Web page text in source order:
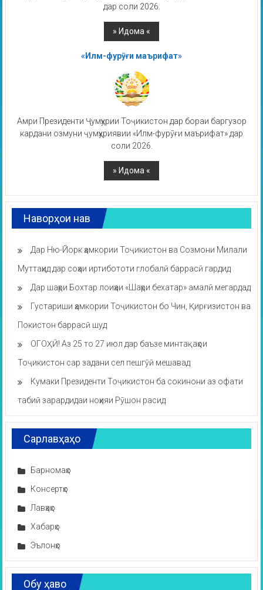
дар соли 2026.
«Илм-фурӯғи маърифат»
Амри Президенти Ҷумҳурии Тоҷикистон дар бораи баргузор
кардани озмуни ҷумҳуриявии «Илм-фурӯғи маърифат» дар
соли 2026.
Наворҳои нав
Дар Ню-Йорк ҳамкории Тоҷикистон ва Созмони Милали
Муттаҳид дар соҳаи иртибототи глобалӣ баррасӣ гардид
Дар шаҳри Бохтар лоиҳаи «Шаҳри бехатар» амалӣ мегардад
Густариши ҳамкории Тоҷикистон бо Чин, Қирғизистон ва
Покистон баррасӣ шуд
ОГОҲӢ! Аз 25 то 27 июл дар баъзе минтақаҳои
Тоҷикистон сар задани сел пешгӯӣ мешавад
Кумаки Президенти Тоҷикистон ба сокинони аз офати
табиӣ зарардидаи ноҳияи Рӯшон расид
Сарлавҳаҳо
Барномаҳо
Консертҳо
Лавҳаҳо
Хабарҳо
Эълонҳо
Обу ҳаво